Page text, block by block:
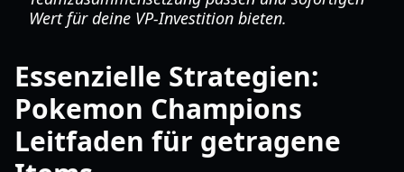
Wert für deine VP-Investition bieten.
Essenzielle Strategien:
Pokemon Champions
Leitfaden für getragene